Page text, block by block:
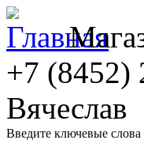
+7 (8452)
Вячеслав
Введите ключевые слова